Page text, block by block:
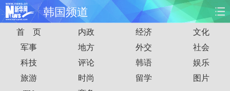
韩国频道
首页 时政 国际 财经
娱乐 体育 人事 教育
时尚 思客
首 页 内政 经济
文化
军事
地方 外交
社会
科技
评论 韩语
娱乐
旅游
时尚 留学
图片